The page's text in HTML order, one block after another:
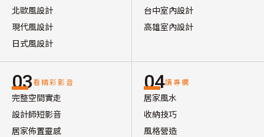
北歐風設計
現代風設計
日式風設計
台中室內設計
高雄室內設計
03看精彩影音
完整空間實走
設計師短影音
居家佈置靈感
04讀專欄
居家風水
收納技巧
風格營造